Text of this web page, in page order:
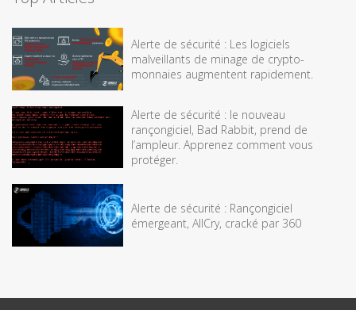
Alerte de sécurité : Les logiciels
malveillants de minage de crypto-
monnaies augmentent rapidement.
Alerte de sécurité : le nouveau
rançongiciel, Bad Rabbit, prend de
l’ampleur. Apprenez comment vous
protéger.
Alerte de sécurité : Rançongiciel
émergeant, AllCry, cracké par 360